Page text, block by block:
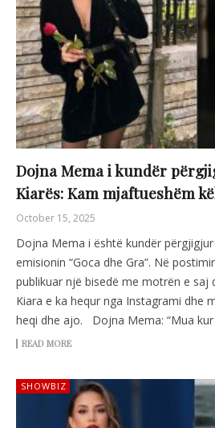
Dojna Mema i kundër
Kiarës: Kam mjaftueshëm
October 15, 2025
Dojna Mema i është kundër
emisionin “Goca dhe Gra”. Në
publikuar një bisedë me motrën e saj
Kiara e ka hequr nga Instagrami dhe
heqi dhe ajo. Dojna Mema: “Mua
READ MORE
SHOWBIZ